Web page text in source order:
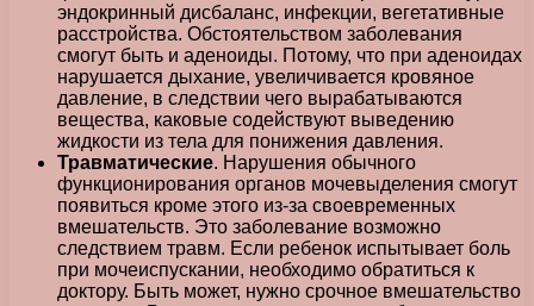
эндокринный дисбаланс, инфекции, вегетативные
расстройства. Обстоятельством заболевания
смогут быть и аденоиды. Потому, что при аденоидах
нарушается дыхание, увеличивается кровяное
давление, в следствии чего вырабатываются
вещества, каковые содействуют выведению
жидкости из тела для понижения давления.
Травматические. Нарушения обычного
функционирования органов мочевыделения смогут
появиться кроме этого из-за своевременных
вмешательств. Это заболевание возможно
следствием травм. Если ребенок испытывает боль
при мочеиспускании, необходимо обратиться к
доктору. Быть может, нужно срочное вмешательство